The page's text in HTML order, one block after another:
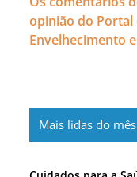
opinião do Portal
Envelhecimento
Mais lidas do mês